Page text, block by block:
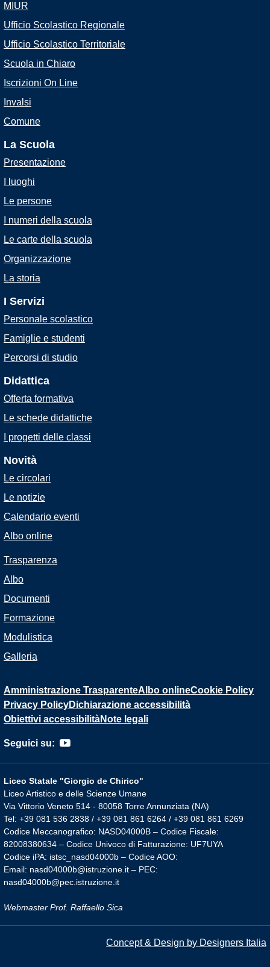
MIUR
Ufficio Scolastico Regionale
Ufficio Scolastico Territoriale
Scuola in Chiaro
Iscrizioni On Line
Invalsi
Comune
La Scuola
Presentazione
I luoghi
Le persone
I numeri della scuola
Le carte della scuola
Organizzazione
La storia
I Servizi
Personale scolastico
Famiglie e studenti
Percorsi di studio
Didattica
Offerta formativa
Le schede didattiche
I progetti delle classi
Novità
Le circolari
Le notizie
Calendario eventi
Albo online
Trasparenza
Albo
Documenti
Formazione
Modulistica
Galleria
Amministrazione TrasparenteAlbo onlineCookie Policy
Privacy PolicyDichiarazione accessibilità
Obiettivi accessibilitàNote legali
Seguici su:
Liceo Statale "Giorgio de Chirico"
Liceo Artistico e delle Scienze Umane
Via Vittorio Veneto 514 - 80058 Torre Annunziata (NA)
Tel: +39 081 536 2838 / +39 081 861 6264 / +39 081 861 6269
Codice Meccanografico: NASD04000B – Codice Fiscale:
82008380634 – Codice Univoco di Fatturazione: UF7UYA
Codice iPA: istsc_nasd04000b – Codice AOO:
Email: nasd04000b@istruzione.it – PEC:
nasd04000b@pec.istruzione.it
Webmaster Prof. Raffaello Sica
Concept & Design by Designers Italia